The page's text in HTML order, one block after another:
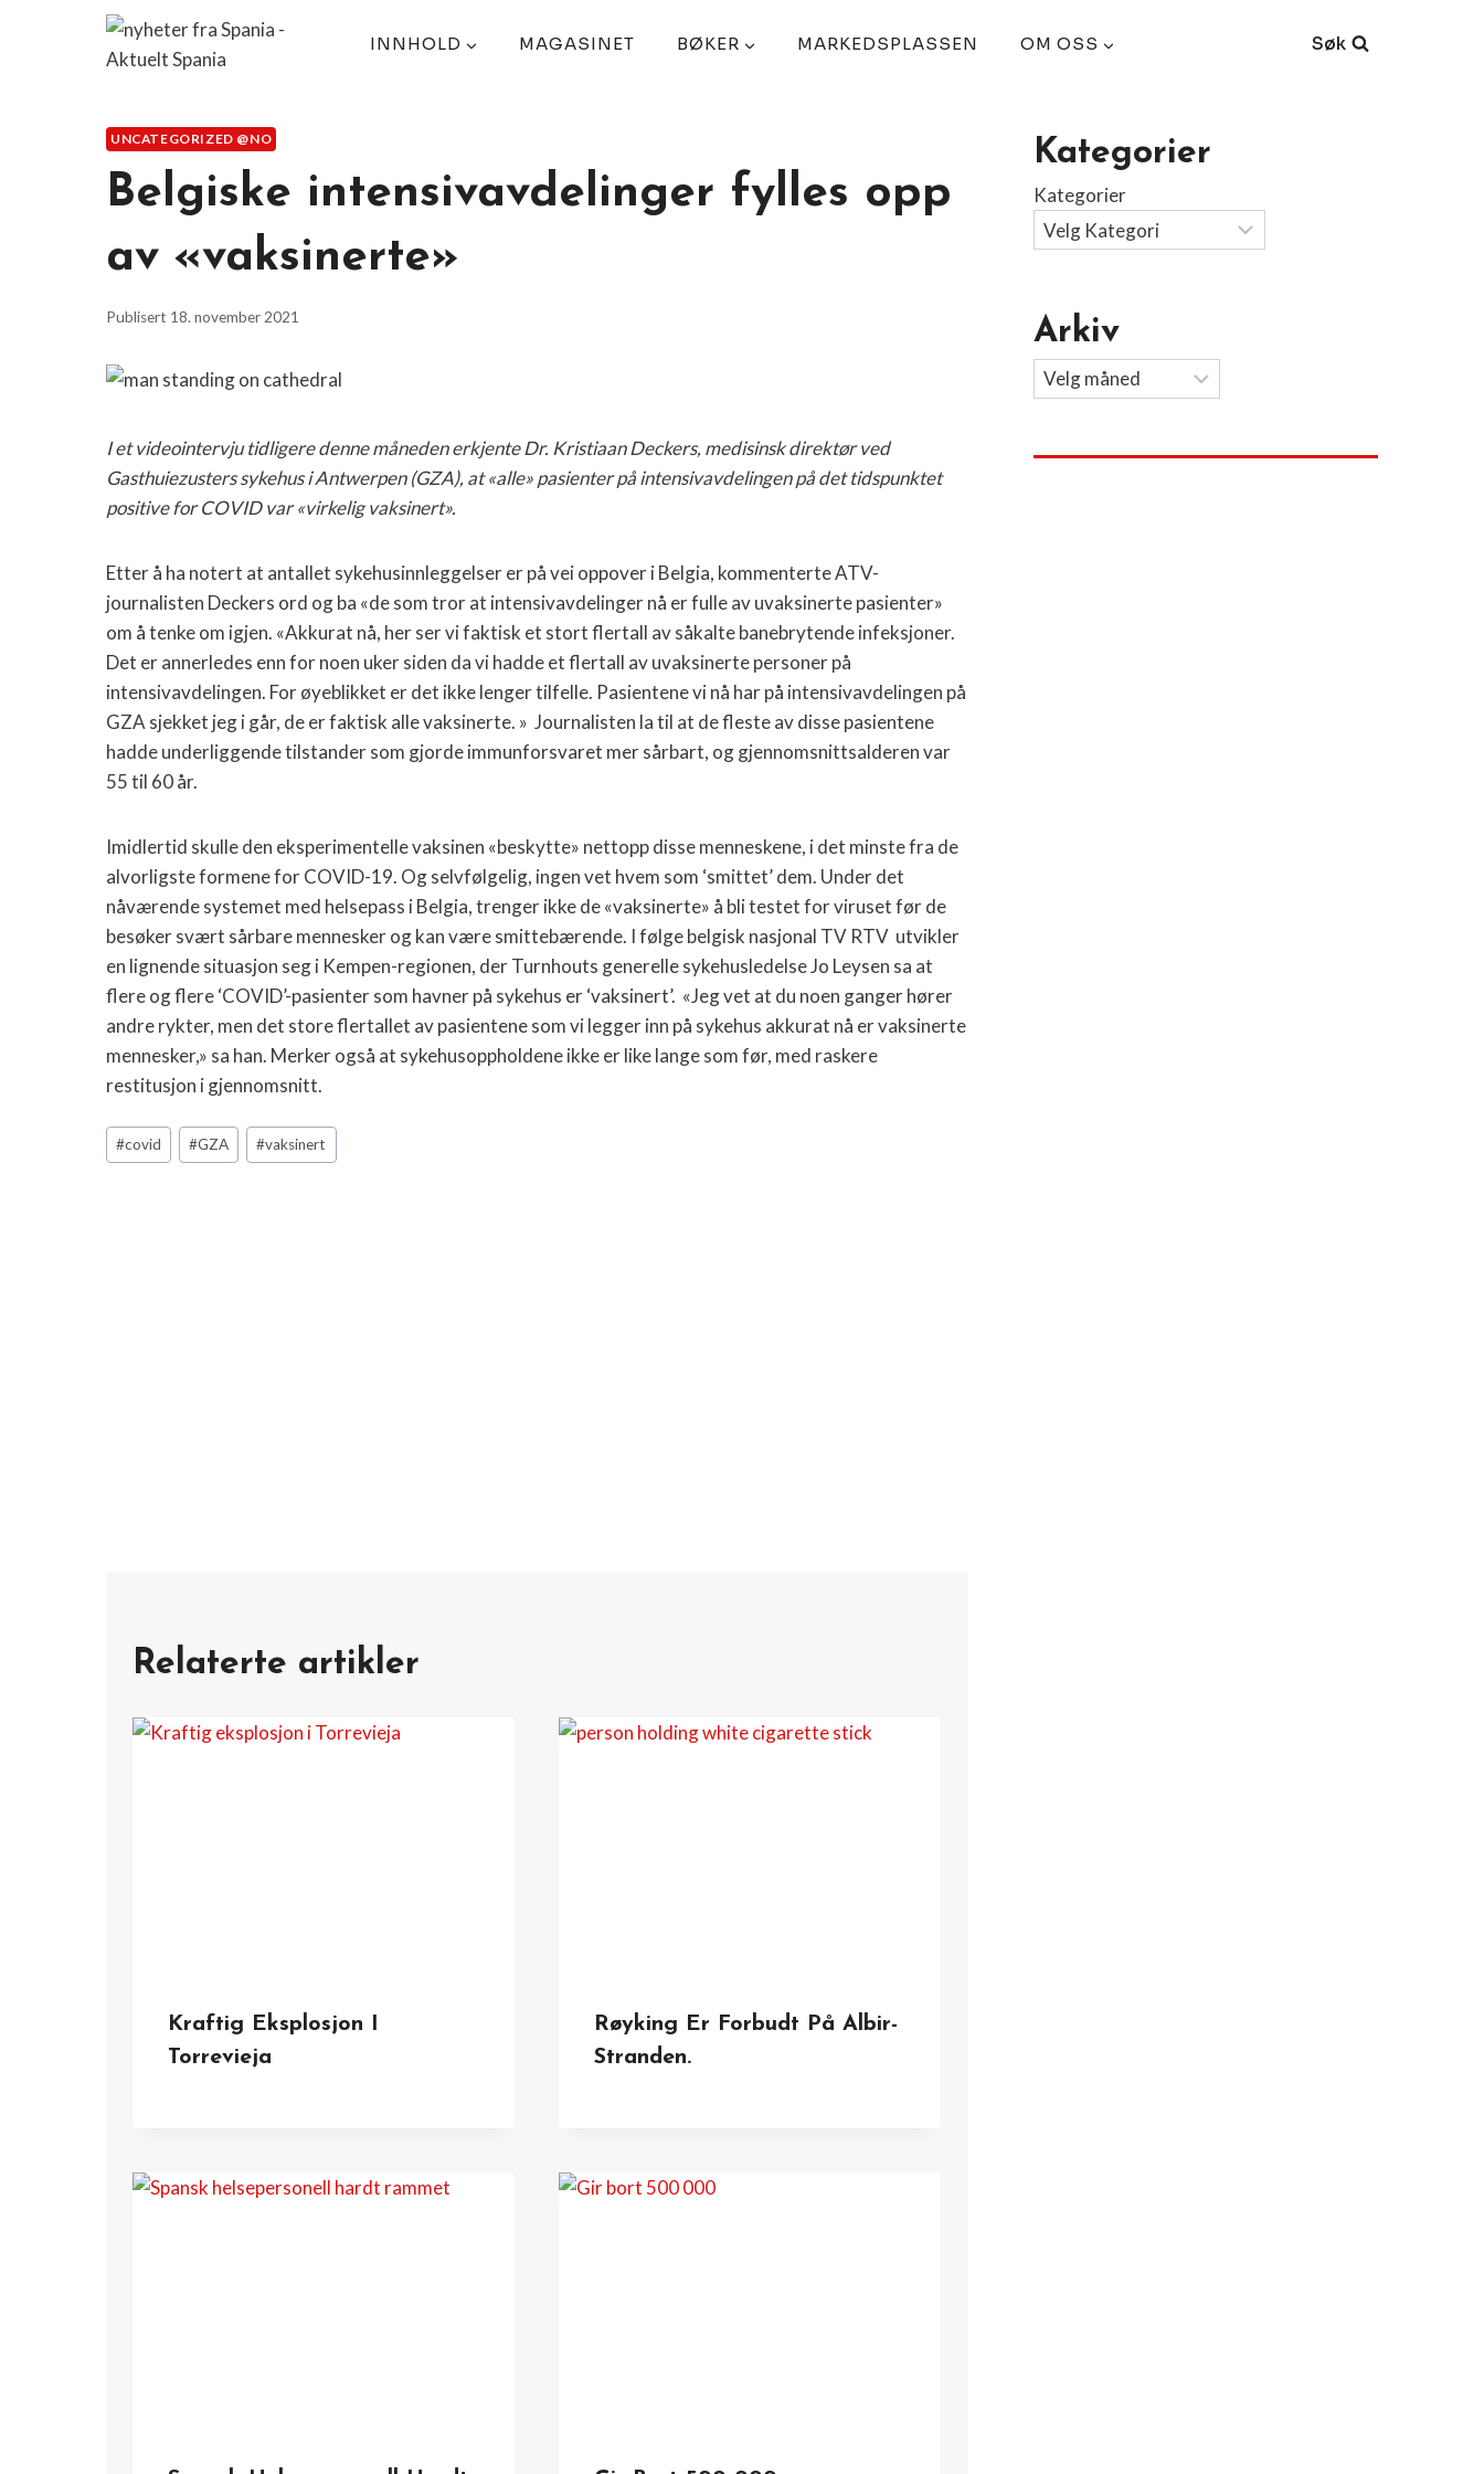
INNHOLD MAGASINET BØKER MARKEDSPLASSEN OM OSS Søk
UNCATEGORIZED @NO
Belgiske intensivavdelinger fylles opp
av «vaksinerte»
Publisert 18. november 2021
I et videointervju tidligere denne måneden erkjente Dr. Kristiaan Deckers, medisinsk direktør ved
Gasthuiezusters sykehus i Antwerpen (GZA), at «alle» pasienter på intensivavdelingen på det tidspunktet
positive for COVID var «virkelig vaksinert».
Etter å ha notert at antallet sykehusinnleggelser er på vei oppover i Belgia, kommenterte ATV-
journalisten Deckers ord og ba «de som tror at intensivavdelinger nå er fulle av uvaksinerte pasienter»
om å tenke om igjen. «Akkurat nå, her ser vi faktisk et stort flertall av såkalte banebrytende infeksjoner.
Det er annerledes enn for noen uker siden da vi hadde et flertall av uvaksinerte personer på
intensivavdelingen. For øyeblikket er det ikke lenger tilfelle. Pasientene vi nå har på intensivavdelingen på
GZA sjekket jeg i går, de er faktisk alle vaksinerte. » Journalisten la til at de fleste av disse pasientene
hadde underliggende tilstander som gjorde immunforsvaret mer sårbart, og gjennomsnittsalderen var
55 til 60 år.
Imidlertid skulle den eksperimentelle vaksinen «beskytte» nettopp disse menneskene, i det minste fra de
alvorligste formene for COVID-19. Og selvfølgelig, ingen vet hvem som ‘smittet’ dem. Under det
nåværende systemet med helsepass i Belgia, trenger ikke de «vaksinerte» å bli testet for viruset før de
besøker svært sårbare mennesker og kan være smittebærende. I følge belgisk nasjonal TV RTV utvikler
en lignende situasjon seg i Kempen-regionen, der Turnhouts generelle sykehusledelse Jo Leysen sa at
flere og flere ‘COVID’-pasienter som havner på sykehus er ‘vaksinert’. «Jeg vet at du noen ganger hører
andre rykter, men det store flertallet av pasientene som vi legger inn på sykehus akkurat nå er vaksinerte
mennesker,» sa han. Merker også at sykehusoppholdene ikke er like lange som før, med raskere
restitusjon i gjennomsnitt.
Post
Tags:
#covid #GZA #vaksinert
Relaterte artikler
Kraftig Eksplosjon I
Torrevieja
Røyking Er Forbudt På Albir-
Stranden.
Kategorier
Kategorier
Arkiv
Arkiv